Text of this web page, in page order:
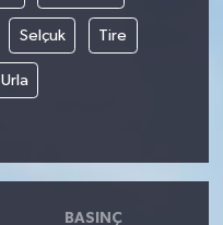
Selçuk Tire
Urla
BASINÇ